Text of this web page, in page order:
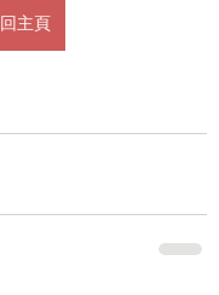
回主頁